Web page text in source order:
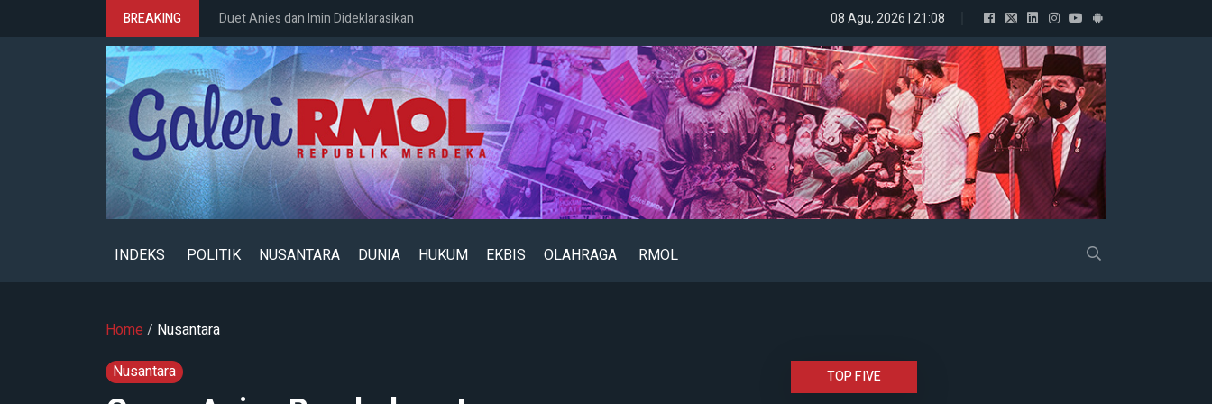
BREAKING Duet Anies dan Imin Dideklarasikan Gelora Resmi Dukung Prabowo
08 Agu, 2026 | 21:08
INDEKS POLITIK NUSANTARA DUNIA HUKUM EKBIS OLAHRAGA RMOL
Home / Nusantara
Nusantara
TOP FIVE